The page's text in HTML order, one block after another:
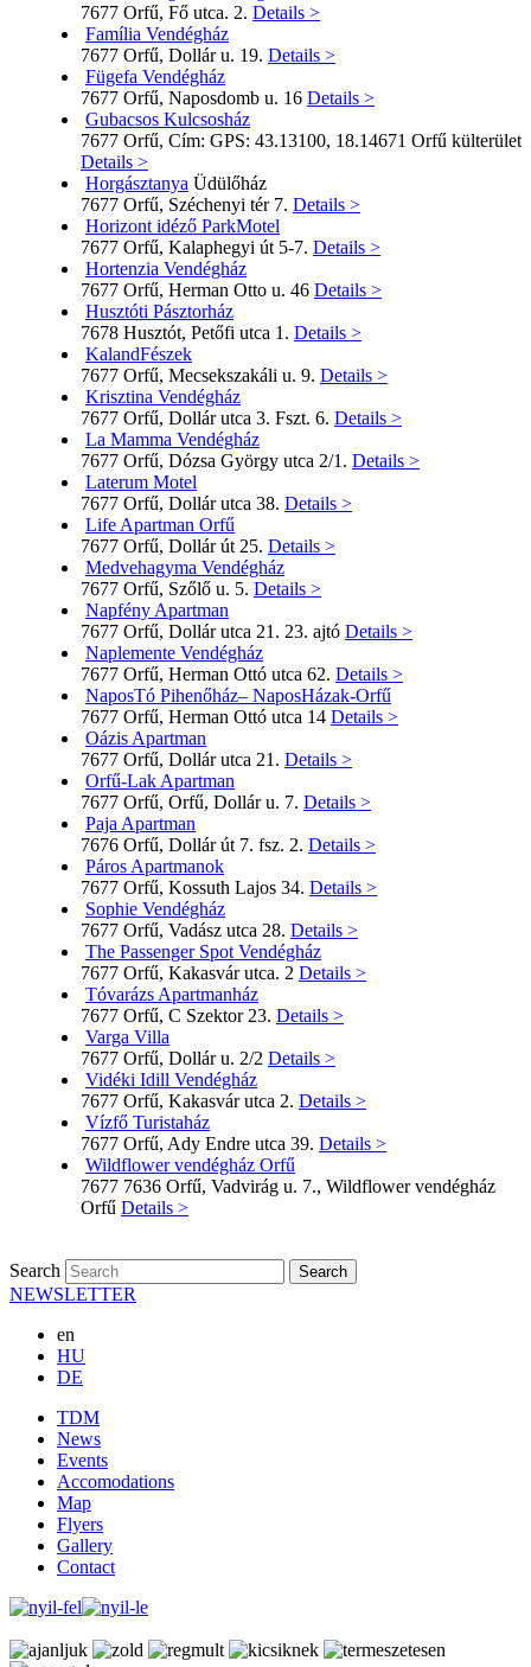
7677 Orfű, Fő utca. 2. Details >
Família Vendégház
7677 Orfű, Dollár u. 19. Details >
Fügefa Vendégház
7677 Orfű, Naposdomb u. 16 Details >
Gubacsos Kulcsosház
7677 Orfű, Cím: GPS: 43.13100, 18.14671 Orfű külterület
Details >
Horgásztanya Üdülőház
7677 Orfű, Széchenyi tér 7. Details >
Horizont idéző ParkMotel
7677 Orfű, Kalaphegyi út 5-7. Details >
Hortenzia Vendégház
7677 Orfű, Herman Otto u. 46 Details >
Husztóti Pásztorház
7678 Husztót, Petőfi utca 1. Details >
KalandFészek
7677 Orfű, Mecsekszakáli u. 9. Details >
Krisztina Vendégház
7677 Orfű, Dollár utca 3. Fszt. 6. Details >
La Mamma Vendégház
7677 Orfű, Dózsa György utca 2/1. Details >
Laterum Motel
7677 Orfű, Dollár utca 38. Details >
Life Apartman Orfű
7677 Orfű, Dollár út 25. Details >
Medvehagyma Vendégház
7677 Orfű, Szőlő u. 5. Details >
Napfény Apartman
7677 Orfű, Dollár utca 21. 23. ajtó Details >
Naplemente Vendégház
7677 Orfű, Herman Ottó utca 62. Details >
NaposTó Pihenőház– NaposHázak-Orfű
7677 Orfű, Herman Ottó utca 14 Details >
Oázis Apartman
7677 Orfű, Dollár utca 21. Details >
Orfű-Lak Apartman
7677 Orfű, Orfű, Dollár u. 7. Details >
Paja Apartman
7676 Orfű, Dollár út 7. fsz. 2. Details >
Páros Apartmanok
7677 Orfű, Kossuth Lajos 34. Details >
Sophie Vendégház
7677 Orfű, Vadász utca 28. Details >
The Passenger Spot Vendégház
7677 Orfű, Kakasvár utca. 2 Details >
Tóvarázs Apartmanház
7677 Orfű, C Szektor 23. Details >
Varga Villa
7677 Orfű, Dollár u. 2/2 Details >
Vidéki Idill Vendégház
7677 Orfű, Kakasvár utca 2. Details >
Vízfő Turistaház
7677 Orfű, Ady Endre utca 39. Details >
Wildflower vendégház Orfű
7677 7636 Orfű, Vadvirág u. 7., Wildflower vendégház
Orfű Details >
Search
NEWSLETTER
en
HU
DE
TDM
News
Events
Accomodations
Map
Flyers
Gallery
Contact